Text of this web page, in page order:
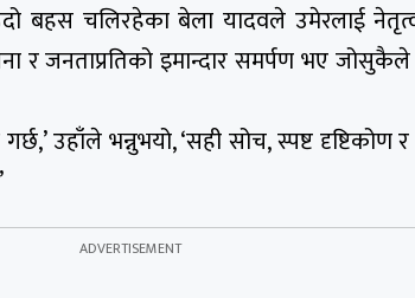
बहस चलिरहेका बेला यादवले उमेरलाई
र जनताप्रतिको इमान्दार समर्पण भए जोसुकैले
उहाँले भन्नुभयो, ‘सही सोच, स्पष्ट दृष्टिकोण